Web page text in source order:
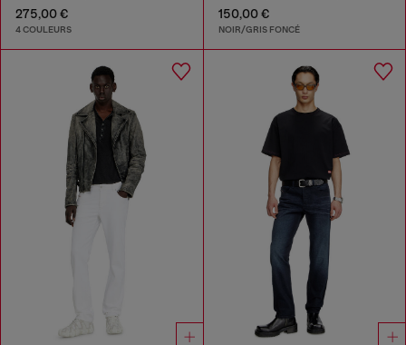
275,00 €
4 COULEURS
150,00 €
NOIR/GRIS FONCÉ